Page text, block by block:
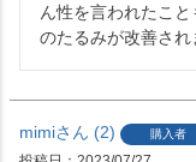
ん性を言われたこ
のたるみが改善され
mimi 2 購入者